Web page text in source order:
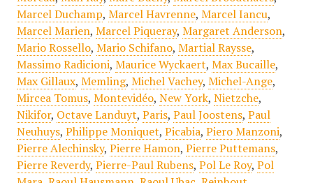
Marcel Duchamp, Marcel Havrenne, Marcel Iancu,
Marcel Marien, Marcel Piqueray, Margaret Anderson,
Mario Rossello, Mario Schifano, Martial Raysse,
Massimo Radicioni, Maurice Wyckaert, Max Bucaille,
Max Gillaux, Memling, Michel Vachey, Michel-Ange,
Mircea Tomus, Montevidéo, New York, Nietzche,
Nikifor, Octave Landuyt, Paris, Paul Joostens, Paul
Neuhuys, Philippe Moniquet, Picabia, Piero Manzoni,
Pierre Alechinsky, Pierre Hamon, Pierre Puttemans,
Pierre Reverdy, Pierre-Paul Rubens, Pol Le Roy, Pol